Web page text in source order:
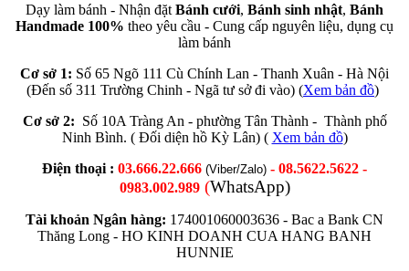
Dạy làm bánh - Nhận đặt Bánh cưới, Bánh sinh nhật, Bánh
Handmade 100% theo yêu cầu - Cung cấp nguyên liệu, dụng cụ
làm bánh
Cơ sở 1: Số 65 Ngõ 111 Cù Chính Lan - Thanh Xuân - Hà Nội
(Đến số 311 Trường Chinh - Ngã tư sở đi vào) (Xem bản đồ)
Cơ sở 2: Số 10A Tràng An - phường Tân Thành - Thành phố
Ninh Bình. ( Đối diện hồ Kỳ Lân) ( Xem bản đồ)
Điện thoại : 03.666.22.666 (Viber/Zalo) - 08.5622.5622 -
0983.002.989 (WhatsApp)
Tài khoản Ngân hàng: 174001060003636 - Bac a Bank CN
Thăng Long - HO KINH DOANH CUA HANG BANH
HUNNIE